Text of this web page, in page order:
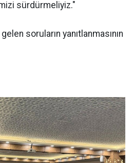
sürdürmeliyiz."
soruların yanıtlanmasının